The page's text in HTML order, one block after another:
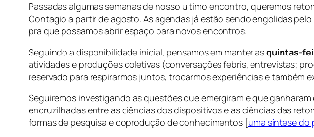
Passadas algumas semanas de nosso ultimo encontro, queremos
Contagio a partir de agosto. As agendas já estão sendo engolidas
pra que possamos abrir espaço para novos encontros.
Seguindo a disponibilidade inicial, pensamos em manter asquintas-
atividades e produções coletivas (conversações febris, entrevistas;
reservado para respirarmos juntos, trocarmos experiências e
Seguiremos investigando as questões que emergiram e que
encruzilhadas entre as ciências dos dispositivos e as ciências das
formas de pesquisa e coprodução de conhecimentos [uma síntese do